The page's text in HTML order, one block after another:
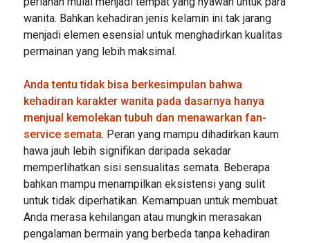
wanita. Bahkan kehadiran jenis kelamin ini tak jarang
menjadi elemen esensial untuk menghadirkan kualitas
permainan yang lebih maksimal.
Anda tentu tidak bisa berkesimpulan bahwa
kehadiran karakter wanita pada dasarnya hanya
menjual kemolekan tubuh dan menawarkan fan-
service semata. Peran yang mampu dihadirkan kaum
hawa jauh lebih signifikan daripada sekadar
memperlihatkan sisi sensualitas semata. Beberapa
bahkan mampu menampilkan eksistensi yang sulit
untuk tidak diperhatikan. Kemampuan untuk membuat
Anda merasa kehilangan atau mungkin merasakan
pengalaman bermain yang berbeda tanpa kehadiran